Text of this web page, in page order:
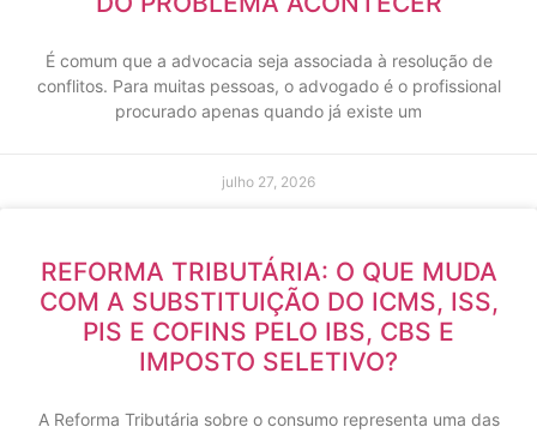
É comum que a advocacia seja associada à resolução de
conflitos. Para muitas pessoas, o advogado é o profissional
procurado apenas quando já existe um
julho 27, 2026
REFORMA TRIBUTÁRIA: O QUE MUDA
COM A SUBSTITUIÇÃO DO ICMS, ISS,
PIS E COFINS PELO IBS, CBS E
IMPOSTO SELETIVO?
A Reforma Tributária sobre o consumo representa uma das